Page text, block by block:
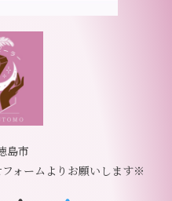
島市
ォームよりお願いします※